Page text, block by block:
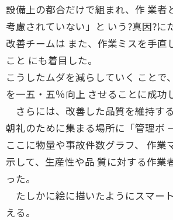
設備上の都合だけで組まれ、作 業者
考慮されていない」と いう?真因?に
改善チームは また、作業ミスを手直
こと にも着目した。
こうしたムダを減らしていく ことで
を一五・五％向上 させることに成功
さらには、改善した品質を維持す
朝礼のために集まる場所に「管理ボ
ここに物量や事故件数グラフ、 作業
示して、生産性や品 質に対する作業
った。
たしかに絵に描いたようにスマー
える。